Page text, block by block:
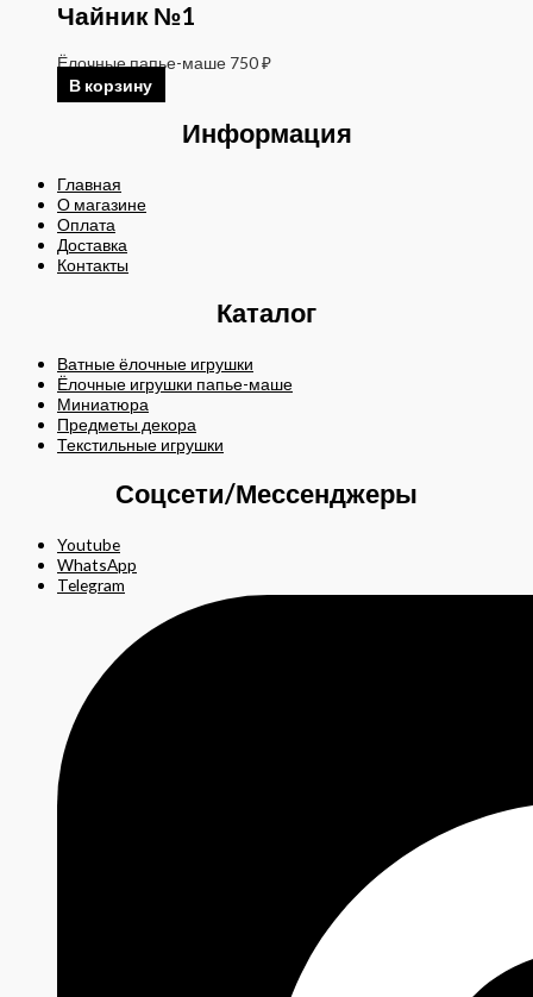
Чайник №1
Ёлочные папье-маше 750₽
В корзину
Информация
Главная
О магазине
Оплата
Доставка
Контакты
Каталог
Ватные ёлочные игрушки
Ёлочные игрушки папье-маше
Миниатюра
Предметы декора
Текстильные игрушки
Соцсети/Мессенджеры
Youtube
WhatsApp
Telegram